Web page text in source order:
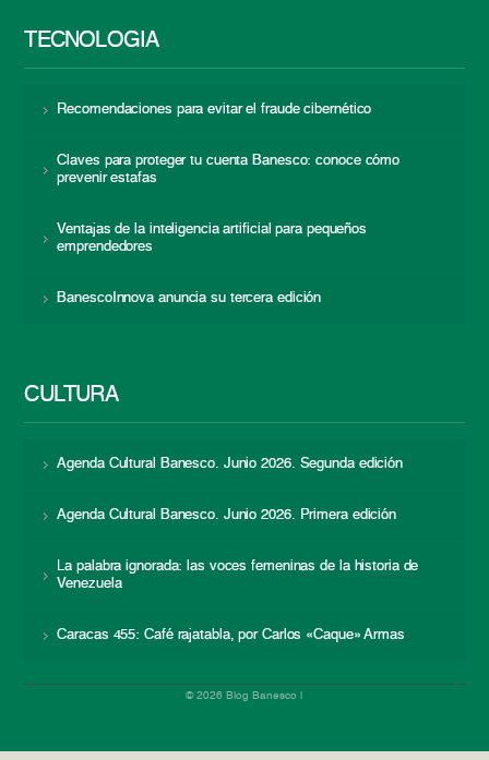
TECNOLOGÍA
Recomendaciones para evitar el fraude cibernético
Claves para proteger tu cuenta Banesco: conoce cómo
prevenir estafas
Ventajas de la inteligencia artificial para pequeños
emprendedores
BanescoInnova anuncia su tercera edición
CULTURA
Agenda Cultural Banesco. Junio 2026. Segunda edición
Agenda Cultural Banesco. Junio 2026. Primera edición
La palabra ignorada: las voces femeninas de la historia de
Venezuela
Caracas 455: Café rajatabla, por Carlos «Caque» Armas
© 2026 Blog Banesco |